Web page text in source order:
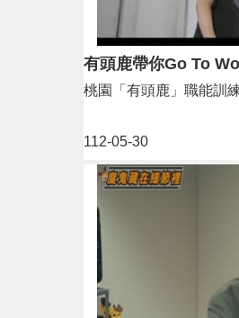
有頭鹿帶你Go To
112-05-30
桃園「有頭鹿」職能訓